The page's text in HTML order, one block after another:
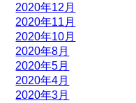
2020年12月
2020年11月
2020年10月
2020年8月
2020年5月
2020年4月
2020年3月